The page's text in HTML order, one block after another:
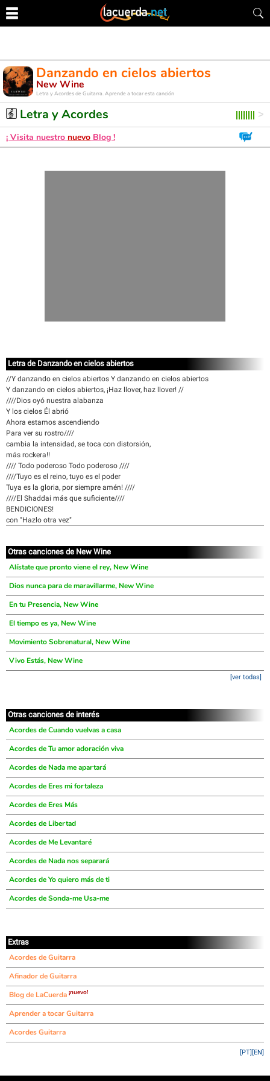
Danzando en cielos abiertos
New Wine
Letra y Acordes de Guitarra. Aprende a tocar esta canción
Letra y Acordes
¡ Visita nuestro nuevo Blog !
Letra de Danzando en cielos abiertos
//Y danzando en cielos abiertos Y danzando en cielos abiertos
Y danzando en cielos abiertos, ¡Haz llover, haz llover! //
////Dios oyó nuestra alabanza
Y los cielos Él abrió
Ahora estamos ascendiendo
Para ver su rostro////
cambia la intensidad, se toca con distorsión,
más rockera!!
//// Todo poderoso Todo poderoso ////
////Tuyo es el reino, tuyo es el poder
Tuya es la gloria, por siempre amén! ////
////El Shaddai más que suficiente////
BENDICIONES!
con "Hazlo otra vez"
Otras canciones de New Wine
Alístate que pronto viene el rey, New Wine
Dios nunca para de maravillarme, New Wine
En tu Presencia, New Wine
El tiempo es ya, New Wine
Movimiento Sobrenatural, New Wine
Vivo Estás, New Wine
[ver todas]
Otras canciones de interés
Acordes de Cuando vuelvas a casa
Acordes de Tu amor adoración viva
Acordes de Nada me apartará
Acordes de Eres mi fortaleza
Acordes de Eres Más
Acordes de Libertad
Acordes de Me Levantaré
Acordes de Nada nos separará
Acordes de Yo quiero más de ti
Acordes de Sonda-me Usa-me
Extras
Acordes de Guitarra
Afinador de Guitarra
Blog de LaCuerda ¡nuevo!
Aprender a tocar Guitarra
Acordes Guitarra
[EN]
[PT]